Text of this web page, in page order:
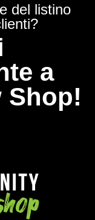
del listino
a
Shop!